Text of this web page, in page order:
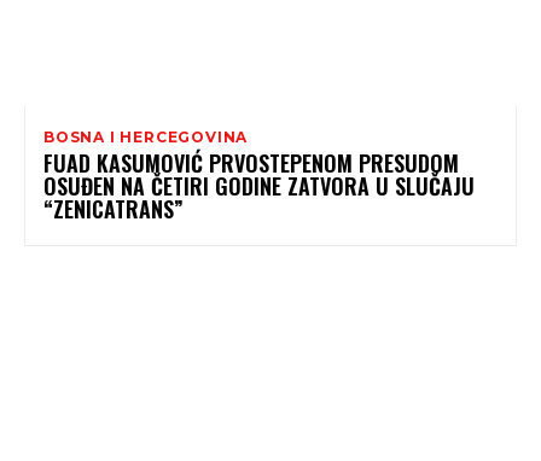
BOSNA I HERCEGOVINA
FUAD KASUMOVIĆ PRVOSTEPENOM PRESUDOM
OSUĐEN NA ČETIRI GODINE ZATVORA U SLUČAJU
“ZENICATRANS”